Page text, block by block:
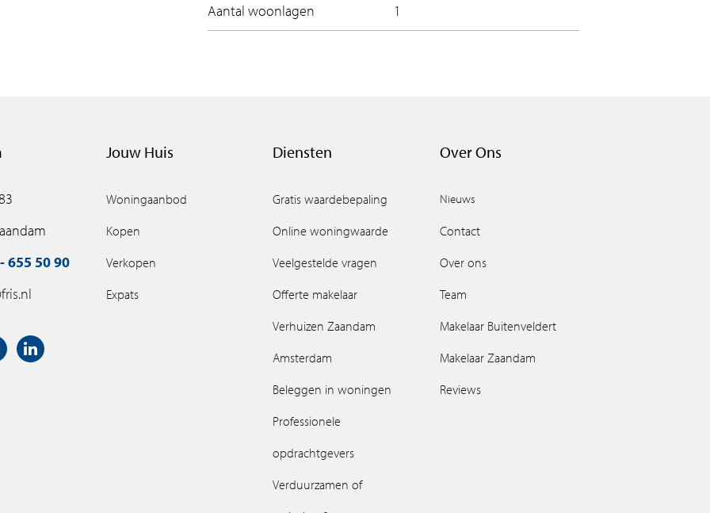
Aantal woonlagen 1
655 50 90
Jouw Huis
Woningaanbod
Kopen
Verkopen
Expats
Diensten
Gratis waardebepaling
Online woningwaarde
Veelgestelde vragen
Offerte makelaar
Verhuizen Zaandam
Amsterdam
Beleggen in woningen
Professionele
opdrachtgevers
Verduurzamen of
Over Ons
Nieuws
Contact
Over ons
Team
Makelaar Buitenveldert
Makelaar Zaandam
Reviews